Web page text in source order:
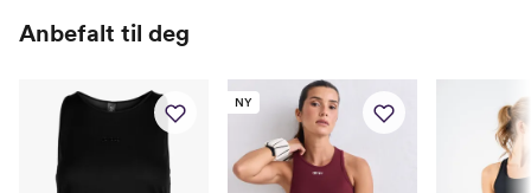
Hofte 84-91
79.5 80 80 80.5
Anbefalt til deg
NY